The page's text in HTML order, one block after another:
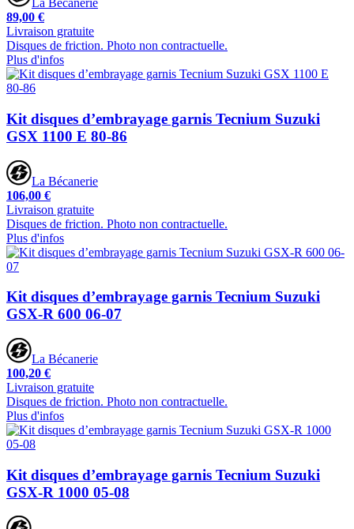
La Bécanerie
89,00 €
Livraison gratuite
Disques de friction. Photo non contractuelle.
Plus d'infos
Kit disques d’embrayage garnis Tecnium Suzuki
GSX 1100 E 80-86
La Bécanerie
106,00 €
Livraison gratuite
Disques de friction. Photo non contractuelle.
Plus d'infos
Kit disques d’embrayage garnis Tecnium Suzuki
GSX-R 600 06-07
La Bécanerie
100,20 €
Livraison gratuite
Disques de friction. Photo non contractuelle.
Plus d'infos
Kit disques d’embrayage garnis Tecnium Suzuki
GSX-R 1000 05-08